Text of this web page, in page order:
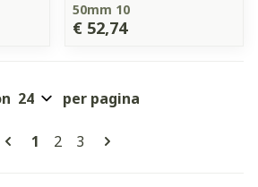
50mm 10
€ 52,74
Pagina's
U lees momenteel pagina
1 Pagina
2 Pagina
3
per pagina